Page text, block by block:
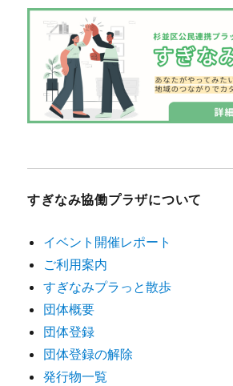
すぎなみ協働プラザについて
イベント開催レポート
ご利用案内
すぎなみプラっと散歩
団体概要
団体登録
団体登録の解除
発行物一覧